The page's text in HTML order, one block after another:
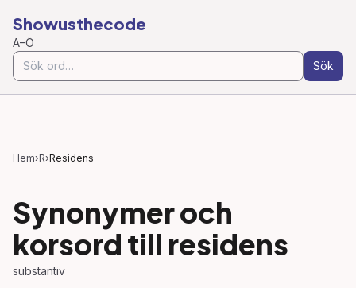
Showusthecode
A–Ö
Sök
Hem›R›Residens
Synonymer och
korsord till residens
substantiv